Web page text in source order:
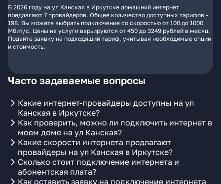
В 2026 году на ул Канская в Иркутске домашний интернет
предлагают 7 провайдеров. Общее количество доступных тарифов -
198. Вы можете выбрать подключение со скоростью от 100 до 1000
Мбит/с. Цены на услуги варьируются от 450 до 3249 рублей в месяц.
Подайте заявку на подходящий тариф, учитывая необходимые опции
и стоимость.
Часто задаваемые вопросы
Какие интернет-провайдеры доступны на ул
Канская в Иркутске?
Как проверить, можно ли подключить интернет в
моем доме на ул Канская?
Какие скорости интернета предлагают
провайдеры на ул Канская в Иркутске?
Сколько стоит подключение интернета и
абонентская плата?
Как оставить заявку на подключение интернета